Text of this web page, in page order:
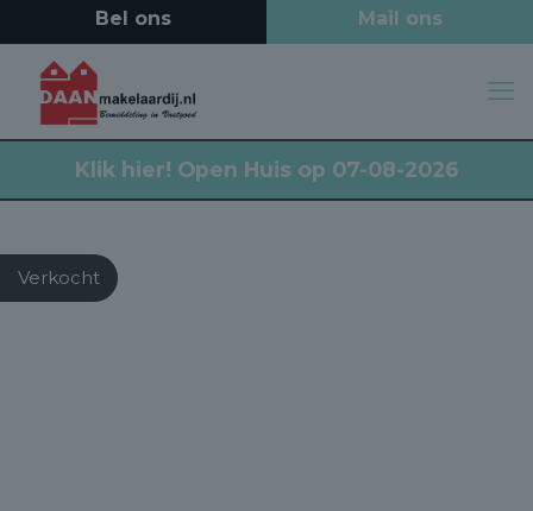
Klik hier! Open Huis op 07-08-2026
Verkocht